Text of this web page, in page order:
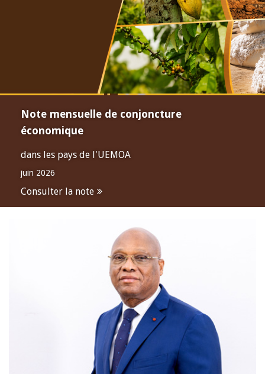
Note mensuelle de conjoncture
économique
dans les pays de l'UEMOA
juin 2026
Consulter la note